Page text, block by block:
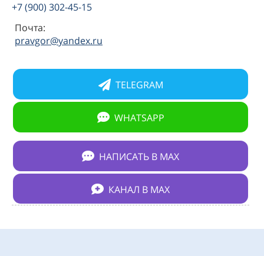
+7 (900) 302-45-15
Почта:
pravgor@yandex.ru
TELEGRAM
WHATSAPP
НАПИСАТЬ В МАХ
КАНАЛ В МАХ